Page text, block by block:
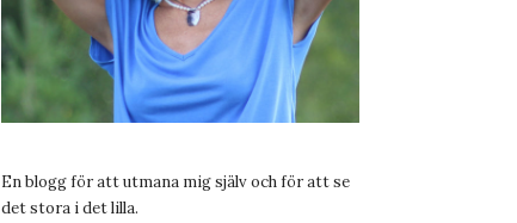
En blogg för att utmana mig själv och för att se
det stora i det lilla.